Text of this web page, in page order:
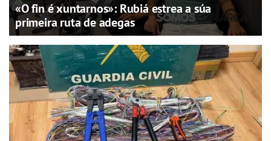
«O fin é xuntarnos»: Rubiá estrea a súa
primeira ruta de adegas